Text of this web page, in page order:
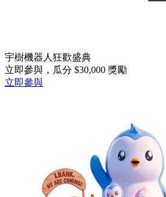
宇樹機器人狂歡盛典
立即參與，瓜分 $30,000 獎勵
立即參與